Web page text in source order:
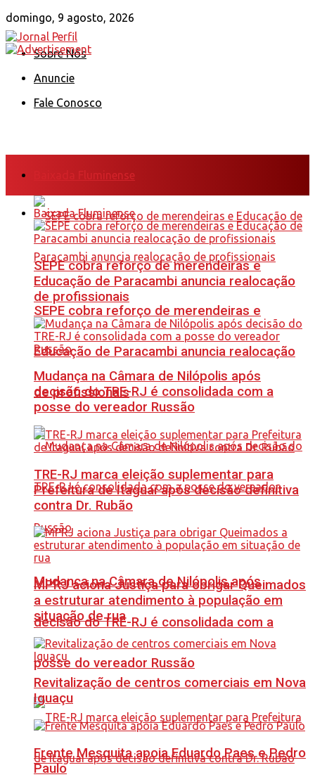
domingo, 9 agosto, 2026
Sobre Nós
Anuncie
Fale Conosco
Baixada Fluminense
SEPE cobra reforço de merendeiras e
Educação de Paracambi anuncia realocação
de profissionais
Mudança na Câmara de Nilópolis após
decisão do TRE-RJ é consolidada com a
posse do vereador Russão
Baixada Fluminense
SEPE cobra reforço de merendeiras e
Educação de Paracambi anuncia realocação
de profissionais
Mudança na Câmara de Nilópolis após
decisão do TRE-RJ é consolidada com a
posse do vereador Russão
TRE-RJ marca eleição suplementar para
Prefeitura de Itaguaí após decisão definitiva
contra Dr. Rubão
MPRJ aciona Justiça para obrigar Queimados
a estruturar atendimento à população em
situação de rua
Revitalização de centros comerciais em Nova
Iguaçu
Frente Mesquita apoia Eduardo Paes e Pedro
Paulo